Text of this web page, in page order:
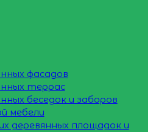
фасадов
террас
беседок и заборов
мебели
деревянных площадок и